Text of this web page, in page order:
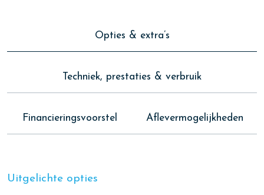
Opties & extra’s
Techniek, prestaties & verbruik
Financieringsvoorstel Aflevermogelijkheden
Uitgelichte opties